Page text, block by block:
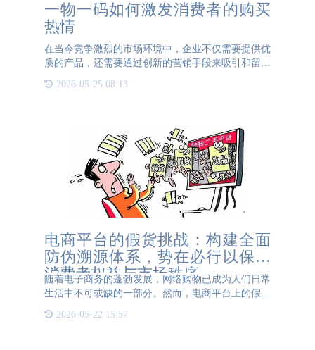
一物一码如何激发消费者的购买
热情
在当今竞争激烈的市场环境中，企业不仅需要提供优
质的产品，还需要通过创新的营销手段来吸引和留住
消费者。一物一码作为一种新兴的营销工具，正在帮
助企业实现这一目标。通过为每一件产品赋予独特的
2026-05-25 08:13
电商平台的假货挑战：构建全面
防伪溯源体系，势在必行以保障
消费者权益与市场秩序
随着电子商务的蓬勃发展，网络购物已成为人们日常
生活中不可或缺的一部分。然而，电商平台上的假货
场秩序，成为制约电商行业健康发展的顽疾。构建全
2026-05-22 15:57